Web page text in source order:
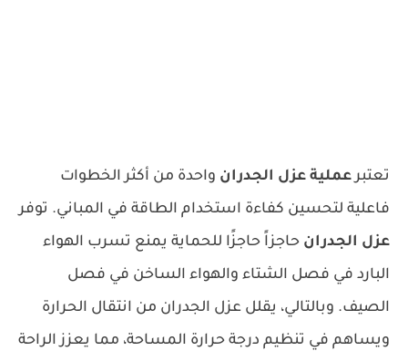
تعتبرعملية عزل الجدران واحدة من أكثر الخطوات
فاعلية لتحسين كفاءة استخدام الطاقة في المباني. توفر
عزل الجدران حاجزاً حاجزًا للحماية يمنع تسرب الهواء
البارد في فصل الشتاء والهواء الساخن في فصل
الصيف. وبالتالي، يقلل عزل الجدران من انتقال الحرارة
ويساهم في تنظيم درجة حرارة المساحة، مما يعزز الراحة